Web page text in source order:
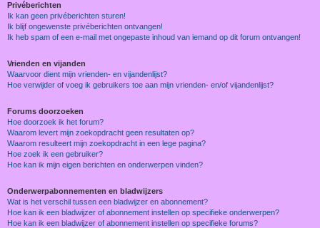
Privéberichten
Ik kan geen privéberichten sturen!
Ik blijf ongewenste privéberichten ontvangen!
Ik heb spam of een e-mail met ongepaste inhoud van iemand op dit forum ontvangen!
Vrienden en vijanden
Waarvoor dient mijn vrienden- en vijandenlijst?
Hoe verwijder of voeg ik gebruikers toe aan mijn vrienden- en/of vijandenlijst?
Forums doorzoeken
Hoe doorzoek ik het forum?
Waarom levert mijn zoekopdracht geen resultaten op?
Waarom resulteert mijn zoekopdracht in een lege pagina?
Hoe zoek ik een gebruiker?
Hoe kan ik mijn eigen berichten en onderwerpen vinden?
Onderwerpabonnementen en bladwijzers
Wat is het verschil tussen een bladwijzer en abonnement?
Hoe kan ik een bladwijzer of abonnement instellen op specifieke onderwerpen?
Hoe kan ik een bladwijzer of abonnement instellen op specifieke forums?